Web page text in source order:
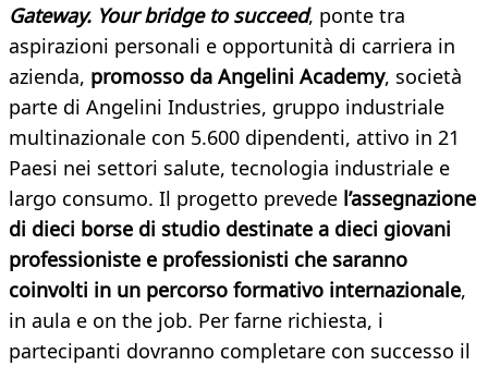
Gateway. Your bridge to succeed, ponte tra
aspirazioni personali e opportunità di carriera in
azienda, promosso da Angelini Academy, società
parte di Angelini Industries, gruppo industriale
multinazionale con 5.600 dipendenti, attivo in 21
Paesi nei settori salute, tecnologia industriale e
largo consumo. Il progetto prevede l’assegnazione
di dieci borse di studio destinate a dieci giovani
professioniste e professionisti che saranno
coinvolti in un percorso formativo internazionale,
in aula e on the job. Per farne richiesta, i
partecipanti dovranno completare con successo il